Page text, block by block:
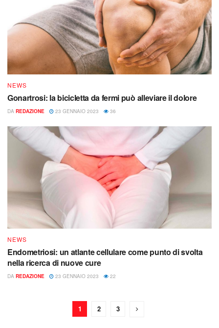
NEWS
Gonartrosi: la bicicletta da fermi può alleviare il dolore
DA REDAZIONE 23 GENNAIO 2023 36
NEWS
Endometriosi: un atlante cellulare come punto di svolta
nella ricerca di nuove cure
DA REDAZIONE 23 GENNAIO 2023 22
1 2 3